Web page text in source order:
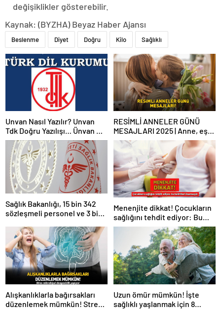
değişiklikler gösterebilir.
Kaynak: (BYZHA) Beyaz Haber Ajansı
Beslenme Diyet Doğru Kilo Sağlıklı
Unvan Nasıl Yazılır? Unvan
Tdk Doğru Yazılışı… Ünvan Mi
Unvan Mı?
RESİMLİ ANNELER GÜNÜ
MESAJLARI 2025 | Anne, eş
ve kayınvalideye özel
WhatsApp ve Instagram’da
paylaşabileceğiniz en güzel
Anneler Günü mesajları
Sağlık Bakanlığı, 15 bin 342
sözleşmeli personel ve 3 bin
Menenjite dikkat! Çocukların
sağlığını tehdit ediyor: Bu
belirtileri önemseyin
Alışkanlıklarla bağırsakları
düzenlemek mümkün! Stres
Uzun ömür mümkün! İşte
sağlıklı yaşlanmak için 8